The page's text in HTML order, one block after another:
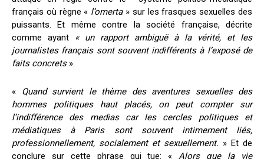
français où règne « l’omerta» sur les frasques sexuelles des
puissants. Et même contre la société française, décrite
comme ayant
« un rapport ambiguë à la vérité, et les
journalistes français sont souvent indifférents à l’exposé de
faits concrets».
« Quand survient le thème des aventures sexuelles des
hommes politiques haut placés, on peut compter sur
l’indifférence des medias car les cercles politiques et
médiatiques à Paris sont souvent intimement liés,
professionnellement, socialement et sexuellement. » Et de
conclure sur cette phrase qui tue: «Alors que la vie